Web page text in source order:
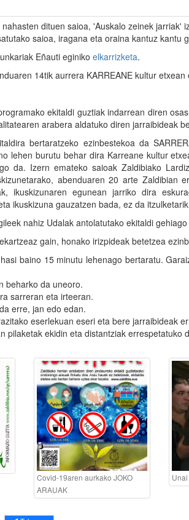
dituen saioa, 'Auskalo zeinek jarriak'
saioa, iragana eta oraina kantuz kantu
Eñauti eginiko elkarrizketa.
14tik aurrera KARREANE kultur etxean
ekitaldi guztiak indarrean diren
arabera aldatuko diren jarraibideak
bertaratzeko ezinbestekoa da
lehen burutu behar dira Karreane kultur
da. Izern emateko saioak Zaldibiako
abenduaren 20 arte Zaldibian
ikuskizunaren egunean jarriko dira
ikuskizuna gauzatzen bada, ez da
nahiz Udalak antolatutako ekitaldi
gain, honako irizpideak betetzea
baino 15 minutu lehenago bertaratu.
beharko da uneoro.
sarreran eta irteeran.
erre, jan edo edan.
eserlekuan eseri eta bere jarraibideak
pilaketak ekidin eta distantziak errespetatuko
Covid-19aren aurkako JOKO
ARAUAK